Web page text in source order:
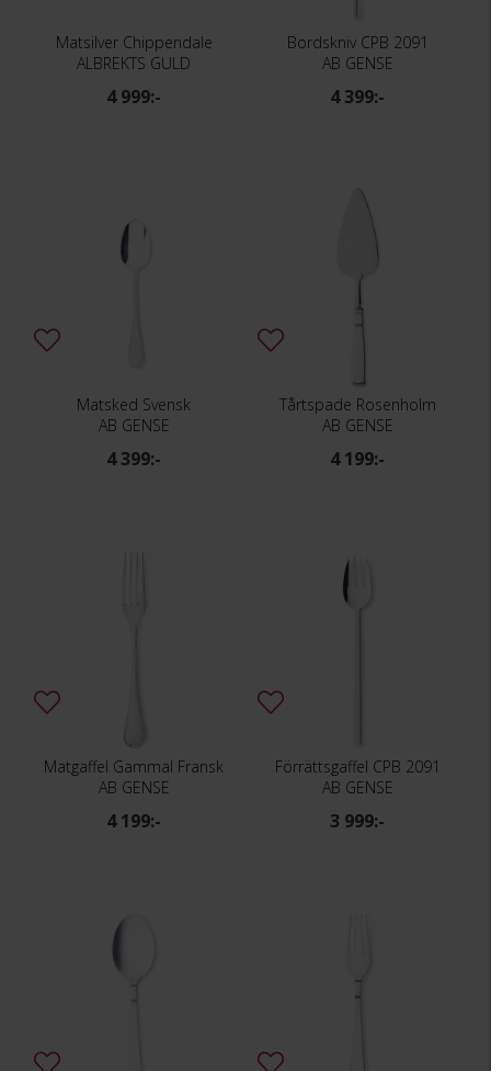
Matsilver Chippendale
ALBREKTS GULD
4 999:-
Bordskniv CPB 2091
AB GENSE
4 399:-
Matsked Svensk
AB GENSE
4 399:-
Tårtspade Rosenholm
AB GENSE
4 199:-
Matgaffel Gammal Fransk
AB GENSE
4 199:-
Förrättsgaffel CPB 2091
AB GENSE
3 999:-